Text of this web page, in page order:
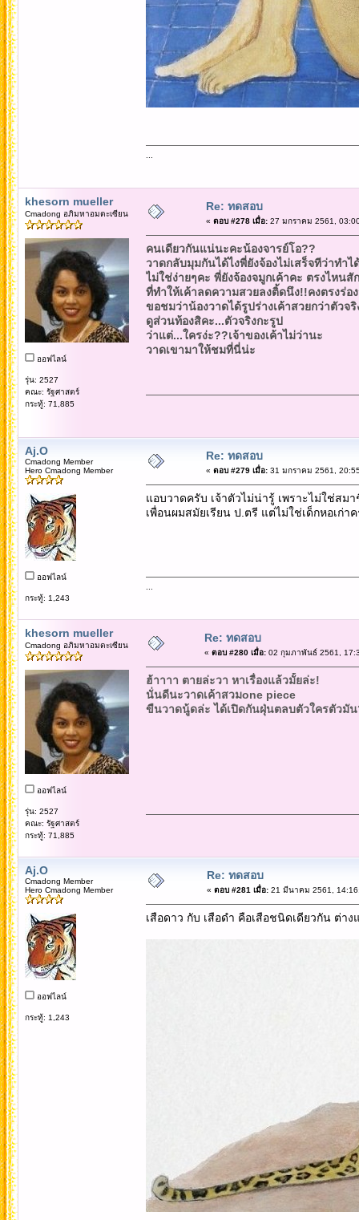
khesorn mueller
Cmadong อภิมหาอมตะเซียน
ออฟไลน์
รุ่น: 2527
คณะ: รัฐศาสตร์
กระทู้: 71,885
Re: ทดสอบ
« ตอบ #278 เมื่อ:27 มกราคม 2561,
คนเดียวกันแน่นะคะน้องจารย์โอ??
วาดกลับมุมกันได้ไงพี่ยังจ้องไม่เสร็จทีว่าทำไ
ไม่ใช่ง่ายๆคะ พี่ยังจ้องจมูกเค้าคะ ตรงไหนสั
ที่ทำให้เค้าลดความสวยลงติ้ดนึง!!คงตรงร่อ
ขอชมว่าน้องวาดได้รูปร่างเค้าสวยกว่าตัวจ
ดูส่วนท้องสิคะ...ตัวจริงกะรูป
ว่าแต่...ใครง่ะ??เจ้าของเค้าไม่ว่านะ
วาดเขามาให้ชมที่นี่น่ะ
Aj.O
Cmadong Member
Hero Cmadong Member
ออฟไลน์
กระทู้: 1,243
Re: ทดสอบ
« ตอบ #279 เมื่อ:31 มกราคม 2561,
แอบวาดครับ เจ้าตัวไม่น่ารู้ เพราะไม่ใช่สมา
เพื่อนผมสมัยเรียน ป.ตรี แต่ไม่ใช่เด็กหอเก่า
khesorn mueller
Cmadong อภิมหาอมตะเซียน
ออฟไลน์
รุ่น: 2527
คณะ: รัฐศาสตร์
กระทู้: 71,885
Re: ทดสอบ
« ตอบ #280 เมื่อ:02 กุมภาพันธ์ 2561,
ฮ้าาาา ตายล่ะวา หาเรื่องแล้วมั้ยล่ะ!
นั่นดีนะวาดเค้าสวมone piece
ขืนวาดนู้ดล่ะ ได้เปิดกันฝุ่นตลบตัวใครตัวมั
Aj.O
Cmadong Member
Hero Cmadong Member
ออฟไลน์
กระทู้: 1,243
Re: ทดสอบ
« ตอบ #281 เมื่อ:21 มีนาคม 2561,
เสือดาว กับ เสือดำ คือเสือชนิดเดียวกัน ต่า